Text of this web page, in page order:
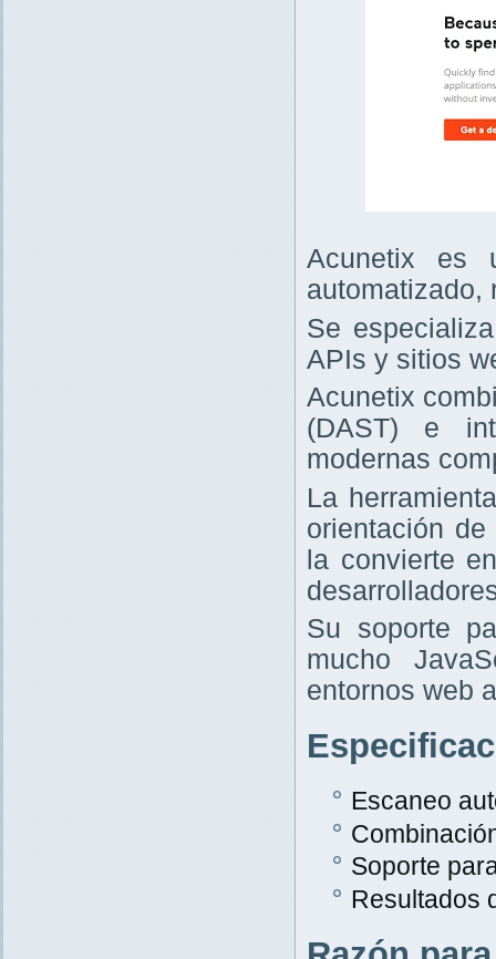
Acunetix es
automatizado,
Se
APIs y sitios
Acunetix
(DAST) e
modernas
La
orientación
la convierte
Su soporte
mucho
entornos web
Escaneo
Soporte
Resultados